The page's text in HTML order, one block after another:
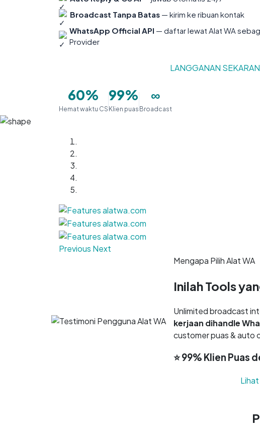
Broadcast Tanpa Batas — kirim ke ribuan kontak
WhatsApp Official API — daftar lewat Alat WA
Provider
LANGGANAN
60%
Hemat waktu CS
99%
Klien puas
∞
Broadcast
Previous Next
Mengapa Pilih Alat WA
Inilah Tools
Unlimited broadcast
kerjaan dihandle
customer puas & auto
⭐ 99% Klien